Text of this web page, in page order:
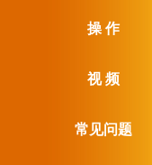
操 作
视 频
常见问题